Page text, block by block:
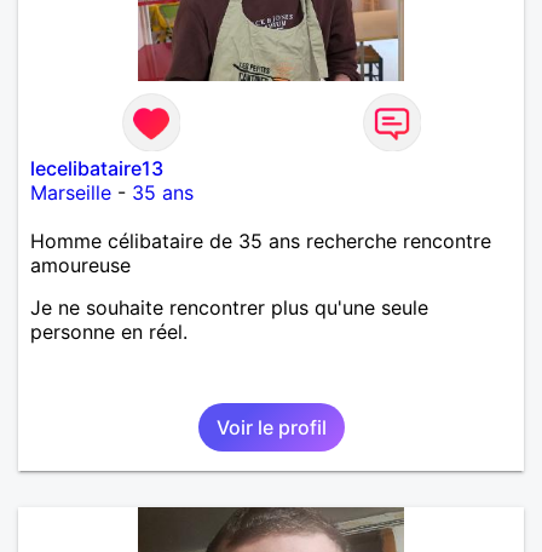
lecelibataire13
Marseille - 35 ans
Homme célibataire de 35 ans recherche rencontre
amoureuse
Je ne souhaite rencontrer plus qu'une seule
personne en réel.
Voir le profil